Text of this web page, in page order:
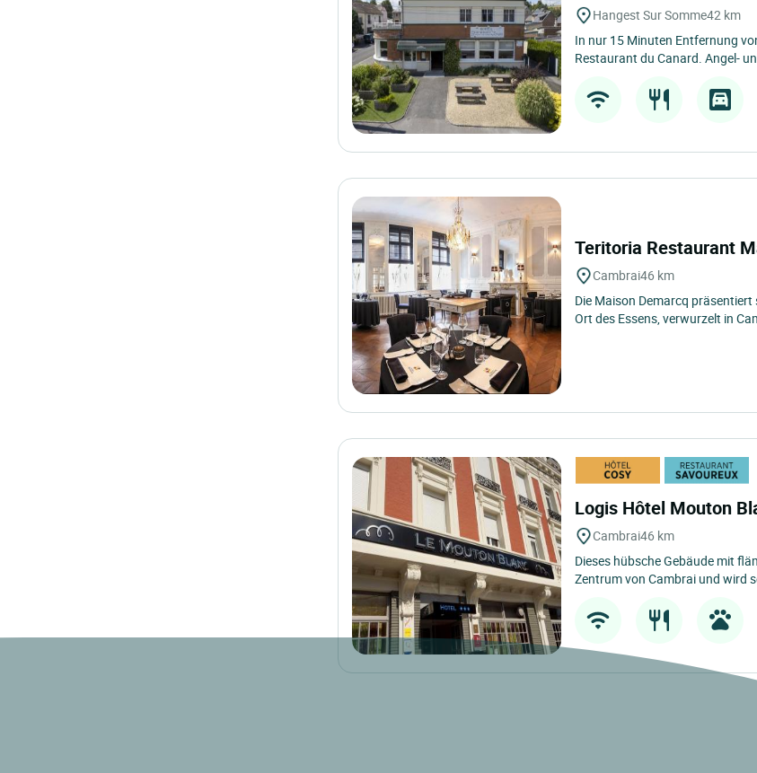
Hangest Sur Somme42 km
In nur 15 Minuten Entfernung
Restaurant du Canard. Angel-
Teritoria Restaurant
Cambrai46 km
Die Maison Demarcq
Ort des Essens, verwurzelt in
Logis Hôtel Mouton
Cambrai46 km
Dieses hübsche Gebäude mit
Zentrum von Cambrai und wird